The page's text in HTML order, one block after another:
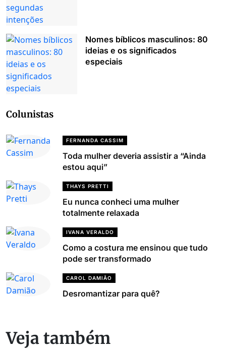
Nomes bíblicos masculinos: 80
ideias e os significados
especiais
Colunistas
FERNANDA CASSIM
Toda mulher deveria assistir a “Ainda
estou aqui”
THAYS PRETTI
Eu nunca conheci uma mulher
totalmente relaxada
IVANA VERALDO
Como a costura me ensinou que tudo
pode ser transformado
CAROL DAMIÃO
Desromantizar para quê?
Veja também